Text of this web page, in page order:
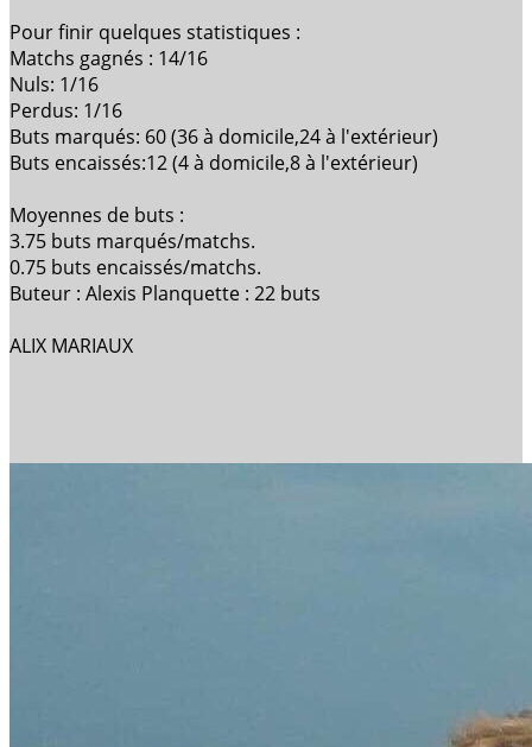
Pour finir quelques statistiques :
Matchs gagnés : 14/16
Nuls: 1/16
Perdus: 1/16
Buts marqués: 60 (36 à domicile,24 à l'extérieur)
Buts encaissés:12 (4 à domicile,8 à l'extérieur)
Moyennes de buts :
3.75 buts marqués/matchs.
0.75 buts encaissés/matchs.
Buteur : Alexis Planquette : 22 buts
ALIX MARIAUX